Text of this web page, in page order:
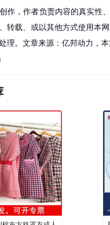
作，作者负责内容的真实性
转载、或以其他方式使用本
理。文章来源：亿邦动力，